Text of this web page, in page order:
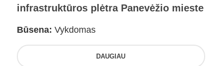
infrastruktūros plėtra Panevėžio mieste
Būsena: Vykdomas
DAUGIAU